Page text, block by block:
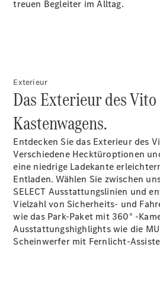
Sprinter
Alle
Sprinter
Kastenwagen
Sprinter
Tourer
Sprinter
Fahrgestell
Sprinter
Fahrgestell
Doppelkabine
Sprinter
Pritschenfahrzeug
treuen Begleiter im Alltag.
Exterieur
Das Exterieur des Vito
Kastenwagens.
Entdecken Sie das Exterieur des
Verschiedene Hecktüroptionen
eine niedrige Ladekante
Entladen. Wählen Sie zwischen
SELECT Ausstattungslinien und
Vielzahl von Sicherheits- und
wie das Park-Paket mit 360° -
Ausstattungshighlights wie die
Scheinwerfer mit Fernlicht-